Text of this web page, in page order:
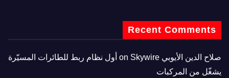
Recent Comments
صلاح الدين الأيوبي
Skywire أول نظام ربط للطائرات المسيّرة
يشغّل من المركبات